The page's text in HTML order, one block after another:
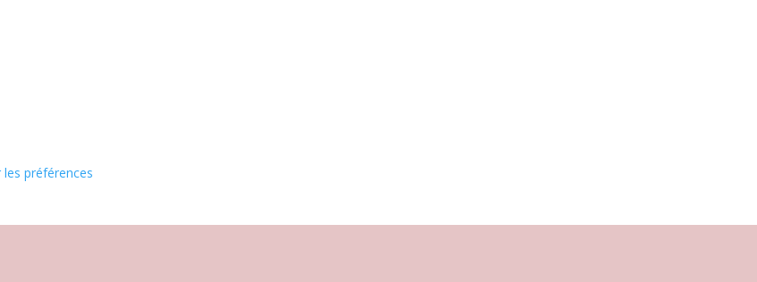
les préférences